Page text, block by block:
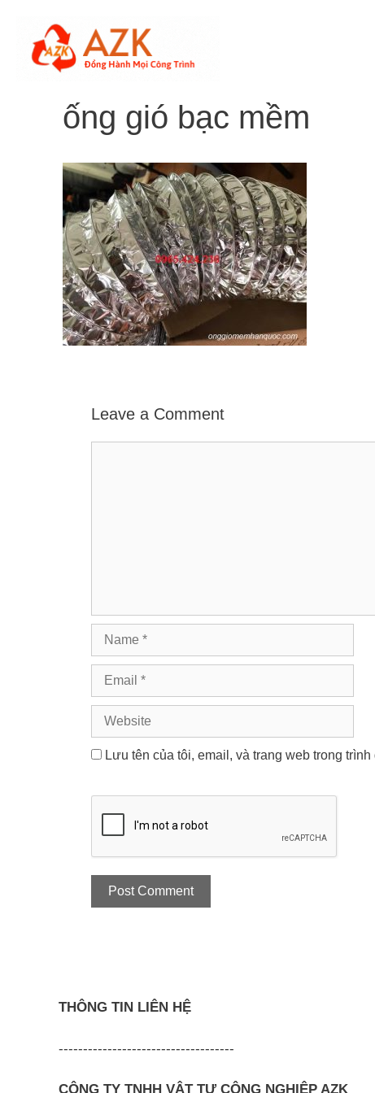
content
ống gió bạc mềm
Leave a Comment
Name
Email
Website
Lưu tên của tôi, email, và trang web trong
THÔNG TIN LIÊN HỆ
------------------------------------
CÔNG TY TNHH VẬT TƯ CÔNG NGHIỆP AZK